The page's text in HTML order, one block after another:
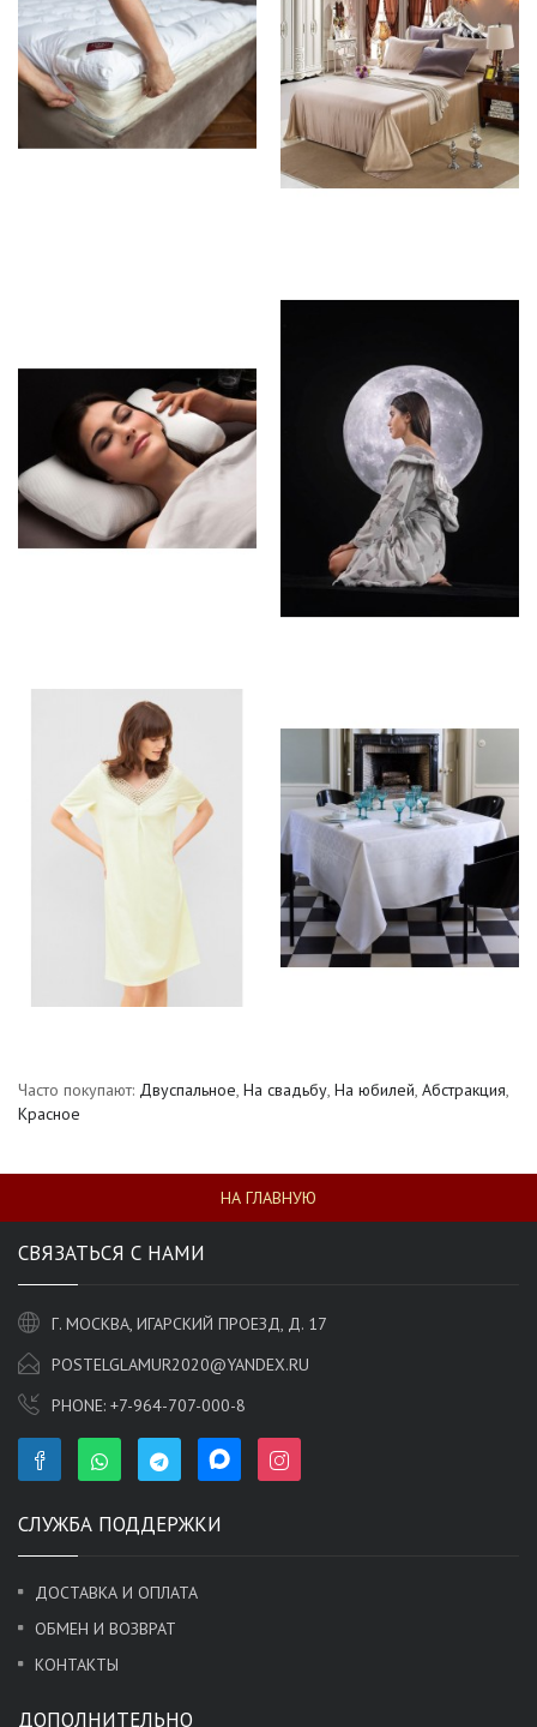
Часто покупают: Двуспальное, На свадьбу, На юбилей, Абстракция,
Красное
НА ГЛАВНУЮ
СВЯЗАТЬСЯ С НАМИ
Г. МОСКВА, ИГАРСКИЙ ПРОЕЗД, Д. 17
POSTELGLAMUR2020@YANDEX.RU
PHONE: +7-964-707-000-8
СЛУЖБА ПОДДЕРЖКИ
ДОСТАВКА И ОПЛАТА
ОБМЕН И ВОЗВРАТ
КОНТАКТЫ
ДОПОЛНИТЕЛЬНО